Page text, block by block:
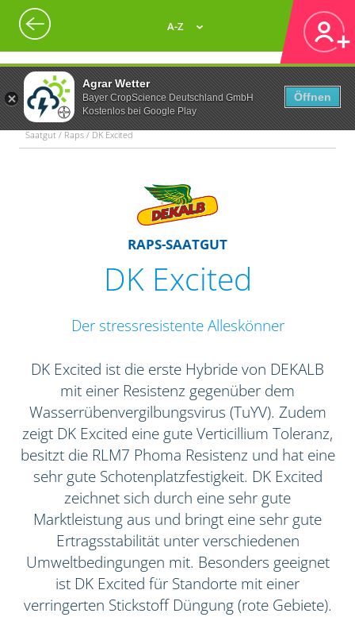
Agrar Wetter
Bayer CropScience Deutschland GmbH
Kostenlos bei Google Play
Öffnen
A-Z
Saatgut / Raps / DK Excited
RAPS-SAATGUT
DK Excited
Der stressresistente Alleskönner
DK Excited ist die erste Hybride von DEKALB
mit einer Resistenz gegenüber dem
Wasserrübenvergilbungsvirus (TuYV). Zudem
zeigt DK Excited eine gute Verticillium Toleranz,
besitzt die RLM7 Phoma Resistenz und hat eine
sehr gute Schotenplatzfestigkeit. DK Excited
zeichnet sich durch eine sehr gute
Marktleistung aus und bringt eine sehr gute
Ertragsstabilität unter verschiedenen
Umweltbedingungen mit. Besonders geeignet
ist DK Excited für Standorte mit einer
verringerten Stickstoff Düngung (rote Gebiete).